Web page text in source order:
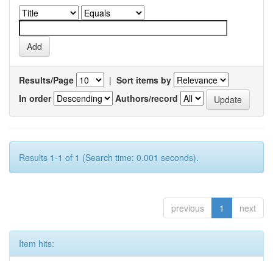
Results/Page | Sort items by
In order
Authors/record
Results 1-1 of 1 (Search time: 0.001 seconds).
previous 1 next
Item hits: